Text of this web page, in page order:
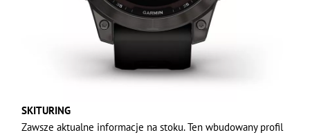
SKITURING
Zawsze aktualne informacje na stoku. Ten wbudowany profil